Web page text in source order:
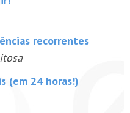
recorrentes
(em 24 horas!)